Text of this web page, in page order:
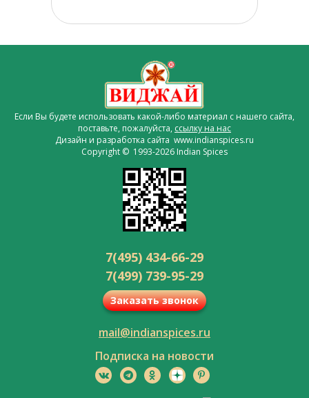
Если Вы будете использовать какой-либо материал с нашего сайта,
поставьте, пожалуйста, ссылку на нас
Дизайн и разработка сайта www.indianspices.ru
Copyright © 1993-2026 Indian Spices
7(495) 434-66-29
7(499) 739-95-29
Заказать звонок
mail@indianspices.ru
Подписка на новости